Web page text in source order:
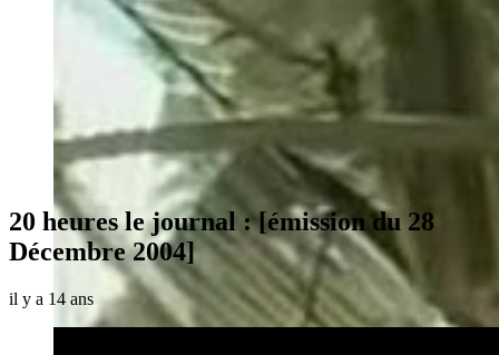
20 heures le journal : [émission du 28
Décembre 2004]
il y a 14 ans